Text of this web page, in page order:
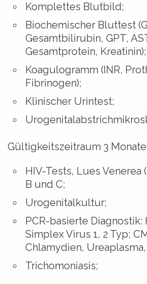
Komplettes Blutbild;
Biochemischer Bluttest
Gesamtbilirubin, GPT,
Gesamtprotein, Kreatinin);
Koagulogramm (INR,
Fibrinogen);
Klinischer Urintest;
Gültigkeitszeitraum 3 Monate
HIV-Tests, Lues Venerea
B und C;
Urogenitalkultur;
PCR-basierte Diagnostik:
Simplex Virus 1, 2 Typ;
Chlamydien,
Trichomoniasis;